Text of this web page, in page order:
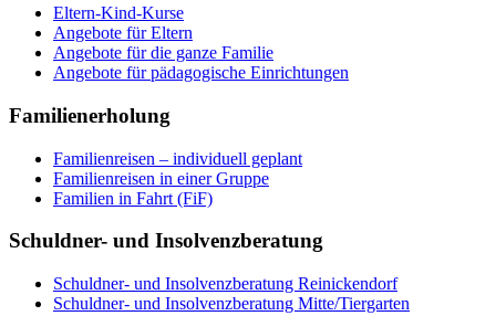
Eltern-Kind-Kurse
Angebote für Eltern
Angebote für die ganze Familie
Angebote für pädagogische Einrichtungen
Familienerholung
Familienreisen – individuell geplant
Familienreisen in einer Gruppe
Familien in Fahrt (FiF)
Schuldner- und Insolvenzberatung
Schuldner- und Insolvenzberatung Reinickendorf
Schuldner- und Insolvenzberatung Mitte/Tiergarten